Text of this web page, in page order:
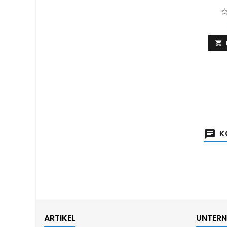

ARTIKEL